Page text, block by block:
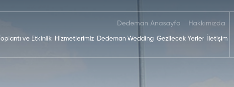
Dedeman Anasayfa Hakkımızda
Toplantı ve Etkinlik Hizmetlerimiz Dedeman Wedding Gezilecek Yerler İletişim